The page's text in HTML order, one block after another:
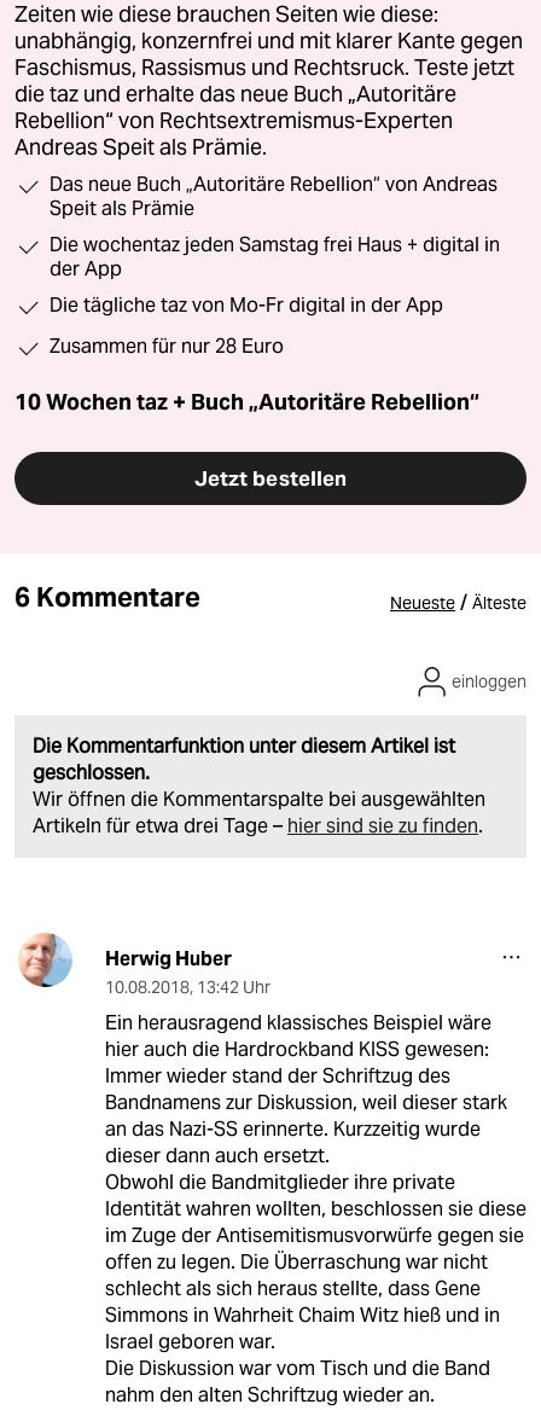
Zeiten wie diese brauchen Seiten wie diese:
unabhängig, konzernfrei und mit klarer Kante gegen
Faschismus, Rassismus und Rechtsruck. Teste jetzt
die taz und erhalte das neue Buch „Autoritäre
Rebellion“ von Rechtsextremismus-Experten
Andreas Speit als Prämie.
Das neue Buch „Autoritäre Rebellion“ von Andreas
Speit als Prämie
Die wochentaz jeden Samstag frei Haus + digital in
der App
Die tägliche taz von Mo-Fr digital in der App
Zusammen für nur 28 Euro
10 Wochen taz + Buch „Autoritäre Rebellion“
Jetzt bestellen
6 Kommentare Neueste / Älteste
Die Kommentarfunktion unter diesem Artikel ist
geschlossen.
Wir öffnen die Kommentarspalte bei ausgewählten
Artikeln für etwa drei Tage – hier sind sie zu finden.
einloggen
Herwig Huber
10.08.2018, 13:42 Uhr
Ein herausragend klassisches Beispiel wäre
hier auch die Hardrockband KISS gewesen:
Immer wieder stand der Schriftzug des
Bandnamens zur Diskussion, weil dieser stark
an das Nazi-SS erinnerte. Kurzzeitig wurde
dieser dann auch ersetzt.
Obwohl die Bandmitglieder ihre private
Identität wahren wollten, beschlossen sie diese
im Zuge der Antisemitismusvorwürfe gegen sie
offen zu legen. Die Überraschung war nicht
schlecht als sich heraus stellte, dass Gene
Simmons in Wahrheit Chaim Witz hieß und in
Israel geboren war.
Die Diskussion war vom Tisch und die Band
nahm den alten Schriftzug wieder an.